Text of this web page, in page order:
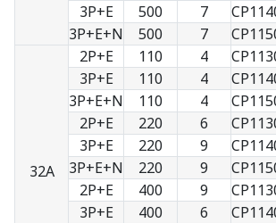
3P+E
500 7
3P+E+N
500 7
32A
2P+E 110 4
3P+E
110 4
3P+E+N
110 4
2P+E
220 6
3P+E
220 9
3P+E+N
220 9
2P+E
400 9
3P+E
400 6